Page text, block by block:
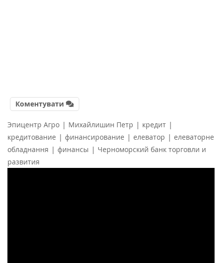
Коментувати
Эпицентр Агро | Михайлишин Петр | кредит |
кредитование | финансирование | елеватор | елеваторне
обладнання | финансы | Черноморский банк торговли и
развития